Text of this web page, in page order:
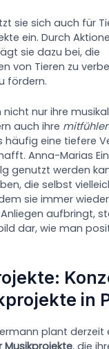
sie sich auch für
ein. Durch
sie dazu bei, die
von Tieren zu
fördern.
nicht nur ihre
auch ihre
häufig eine tiefere
Anna-Marias
genutzt werden
die selbst
sie immer
aufbringt,
dar, wie man
in
plant derzeit